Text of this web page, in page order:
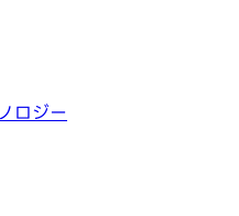
ロジー